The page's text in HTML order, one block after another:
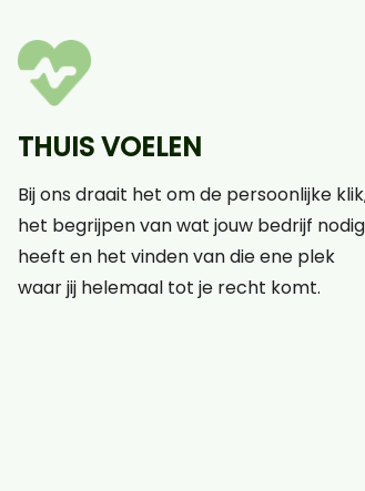
THUIS VOELEN
Bij ons draait het om de persoonlijke
het begrijpen van wat jouw bedrijf nodig
heeft en het vinden van die ene plek
waar jij helemaal tot je recht komt.